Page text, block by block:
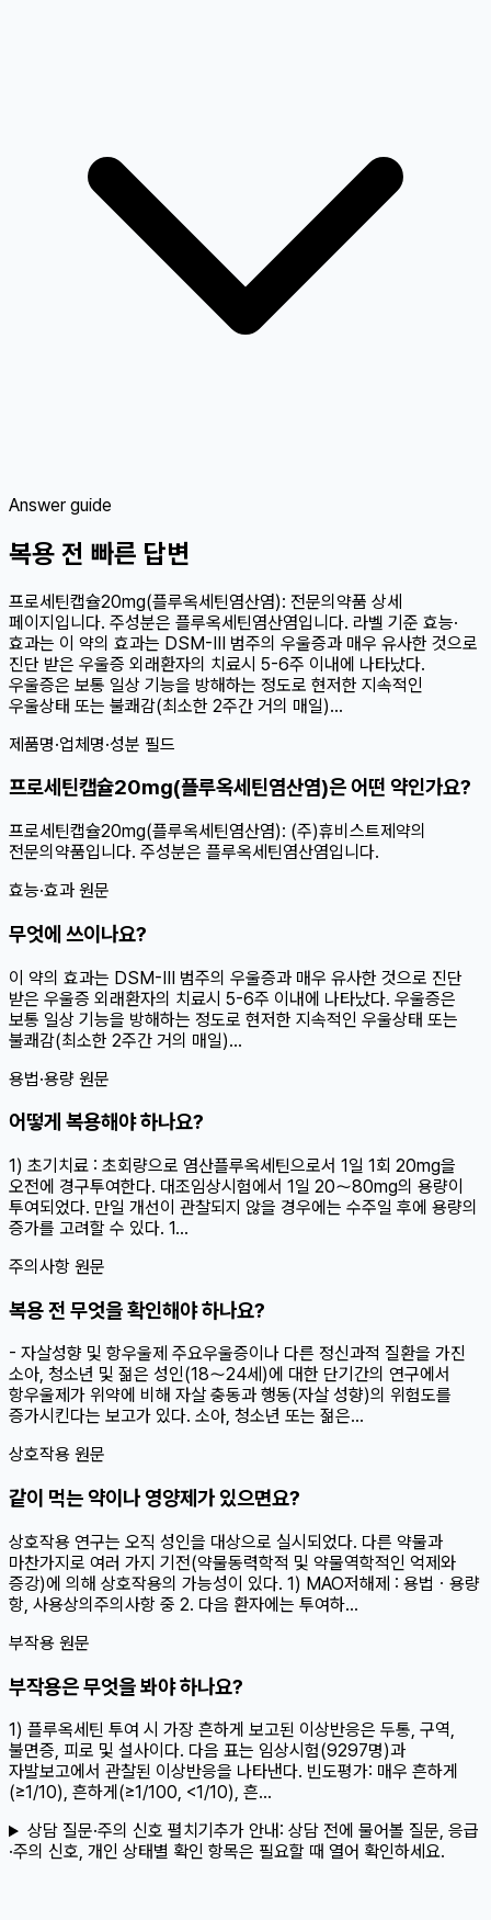
Answer guide
복용 전 빠른 답변
프로세틴캡슐20mg(플루옥세틴염산염): 전문의약품 상세
페이지입니다. 주성분은 플루옥세틴염산염입니다. 라벨 기준 효능·
효과는 이 약의 효과는 DSM-Ⅲ 범주의 우울증과 매우 유사한 것으로
진단 받은 우울증 외래환자의 치료시 5-6주 이내에 나타났다.
우울증은 보통 일상 기능을 방해하는 정도로 현저한 지속적인
우울상태 또는 불쾌감(최소한 2주간 거의 매일)...
제품명·업체명·성분 필드
프로세틴캡슐20mg(플루옥세틴염산염)은 어떤 약인가요?
프로세틴캡슐20mg(플루옥세틴염산염): (주)휴비스트제약의
전문의약품입니다. 주성분은 플루옥세틴염산염입니다.
효능·효과 원문
무엇에 쓰이나요?
이 약의 효과는 DSM-Ⅲ 범주의 우울증과 매우 유사한 것으로 진단
받은 우울증 외래환자의 치료시 5-6주 이내에 나타났다. 우울증은
보통 일상 기능을 방해하는 정도로 현저한 지속적인 우울상태 또는
불쾌감(최소한 2주간 거의 매일)...
용법·용량 원문
어떻게 복용해야 하나요?
1) 초기치료 : 초회량으로 염산플루옥세틴으로서 1일 1회 20mg을
오전에 경구투여한다. 대조임상시험에서 1일 20～80mg의 용량이
투여되었다. 만일 개선이 관찰되지 않을 경우에는 수주일 후에 용량의
증가를 고려할 수 있다. 1...
주의사항 원문
복용 전 무엇을 확인해야 하나요?
- 자살성향 및 항우울제 주요우울증이나 다른 정신과적 질환을 가진
소아, 청소년 및 젊은 성인(18～24세)에 대한 단기간의 연구에서
항우울제가 위약에 비해 자살 충동과 행동(자살 성향)의 위험도를
증가시킨다는 보고가 있다. 소아, 청소년 또는 젊은...
상호작용 원문
같이 먹는 약이나 영양제가 있으면요?
상호작용 연구는 오직 성인을 대상으로 실시되었다. 다른 약물과
마찬가지로 여러 가지 기전(약물동력학적 및 약물역학적인 억제와
증강)에 의해 상호작용의 가능성이 있다. 1) MAO저해제 : 용법ㆍ용량
항, 사용상의주의사항 중 2. 다음 환자에는 투여하...
부작용 원문
부작용은 무엇을 봐야 하나요?
1) 플루옥세틴 투여 시 가장 흔하게 보고된 이상반응은 두통, 구역,
불면증, 피로 및 설사이다. 다음 표는 임상시험(9297명)과
자발보고에서 관찰된 이상반응을 나타낸다. 빈도평가: 매우 흔하게
(≥1/10), 흔하게(≥1/100, <1/10), 흔...
상담 질문·주의 신호 펼치기 추가 안내: 상담 전에 물어볼 질문, 응급
·주의 신호, 개인 상태별 확인 항목은 필요할 때 열어 확인하세요.